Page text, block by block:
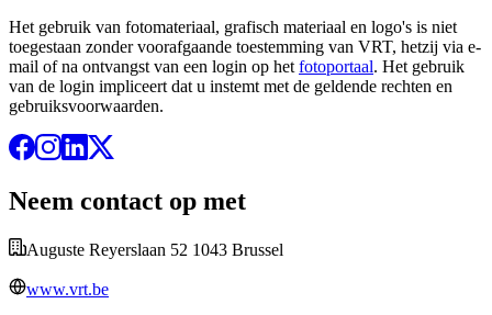
Het gebruik van fotomateriaal, grafisch materiaal en logo's is niet
toegestaan zonder voorafgaande toestemming van VRT, hetzij via e-
mail of na ontvangst van een login op het fotoportaal. Het gebruik
van de login impliceert dat u instemt met de geldende rechten en
gebruiksvoorwaarden.
Neem contact op met
Auguste Reyerslaan 52 1043 Brussel
www.vrt.be